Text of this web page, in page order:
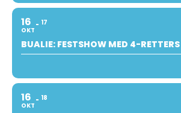
16
OKT
17
BUALIE: FESTSHOW MED 4-
16
OKT
18